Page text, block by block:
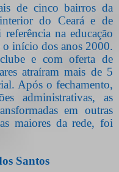
de cinco bairros da
do Ceará e de
na educação
o início dos anos 2000.
e com oferta de
atraíram mais de 5
Após o fechamento,
administrativas, as
em outras
maiores da rede, foi
Santos